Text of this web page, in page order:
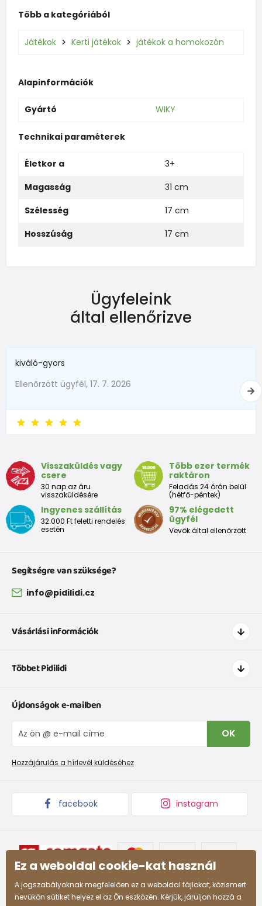
Több a kategóriából
Játékok Kerti játékok játékok a homokozón
Alapinformációk
Gyártó WIKY
Technikai paraméterek
Életkor a
3+
Magasság
31 cm
Szélesség
17 cm
Hosszúság
17 cm
Ügyfeleink
által ellenőrizve
kiváló-gyors
Ellenõrzött ügyfél, 17. 7. 2026
Visszaküldés vagy
csere
30 nap az áru
visszaküldésére
Több ezer termék
raktáron
Feladás 24 órán belül
(hétfő-péntek)
Ingyenes szállítás
32.000 Ft feletti rendelés
esetén
97% elégedett
ügyfél
Vevők által ellenőrzött
Segítségre van szüksége?
info@pidilidi.cz
Vásárlási információk
Szállítás és fizetés
Cipőmérettáblázat
IVisszaküldések és reklamációk
Panaszkezelési eljárás
Többet Pidilidi
Rólunk
Blog
Nagykereskedelem PiDiLiDi
Áruk begyűjtése
Újdonságok e-mailben
OK
Hozzájárulás a hírlevél küldéséhez
facebook instagram
Ez a weboldal cookie-kat használ
A jogszabályoknak megfelelően ez a weboldal fájlokat, közismert
nevükön sütiket helyez el az Ön eszközén. Kérjük, járuljon hozzá a